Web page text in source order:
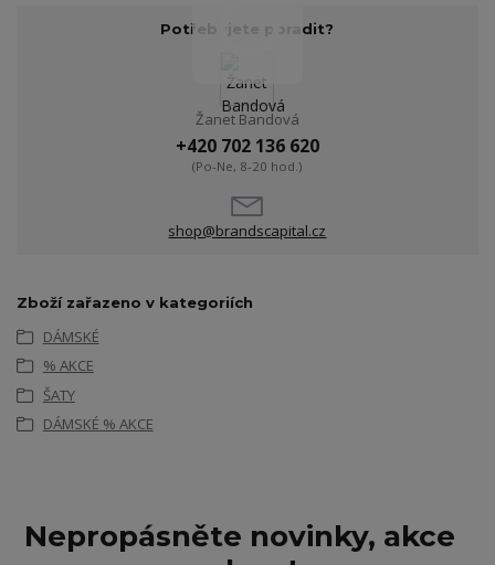
Potřebujete poradit?
Žanet Bandová
+420 702 136 620
(Po-Ne, 8-20 hod.)
shop@brandscapital.cz
Zboží zařazeno v kategoriích
DÁMSKÉ
% AKCE
ŠATY
DÁMSKÉ % AKCE
Nepropásněte novinky, akce